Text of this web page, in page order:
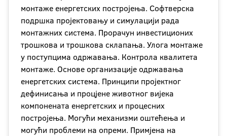
монтаже енергетских постројења. Софтверска
подршка пројектовању и симулацији рада
монтажних система. Прорачун инвестиционих
трошкова и трошкова склапања. Улога монтаже
у поступцима одржавања. Контрола квалитета
монтаже. Основе организације одржавања
енергетских система. Принципи пројектног
дефинисања и процјене животног вијека
компонената енергетских и процесних
постројења. Могући механизми оштећења и
могући проблеми на опреми. Примјена на